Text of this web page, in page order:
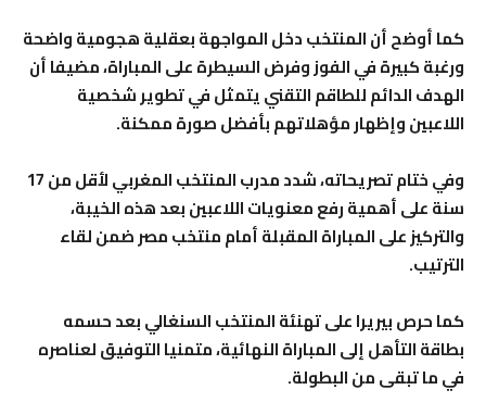
كما أوضح أن المنتخب دخل المواجهة بعقلية هجومية واضحة
ورغبة كبيرة في الفوز وفرض السيطرة على المباراة، مضيفا أن
الهدف الدائم للطاقم التقني يتمثل في تطوير شخصية
اللاعبين وإظهار مؤهلاتهم بأفضل صورة ممكنة.
وفي ختام تصريحاته، شدد مدرب المنتخب المغربي لأقل من 17
سنة على أهمية رفع معنويات اللاعبين بعد هذه الخيبة،
والتركيز على المباراة المقبلة أمام منتخب مصر ضمن لقاء
الترتيب.
كما حرص بيريرا على تهنئة المنتخب السنغالي بعد حسمه
بطاقة التأهل إلى المباراة النهائية، متمنيا التوفيق لعناصره
في ما تبقى من البطولة.